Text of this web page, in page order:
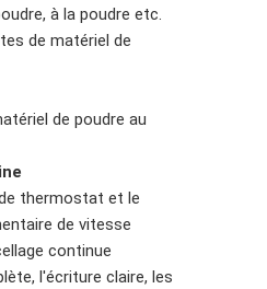
à la poudre etc.
de matériel de
de poudre au
thermostat et le
de vitesse
continue
l'écriture claire, les